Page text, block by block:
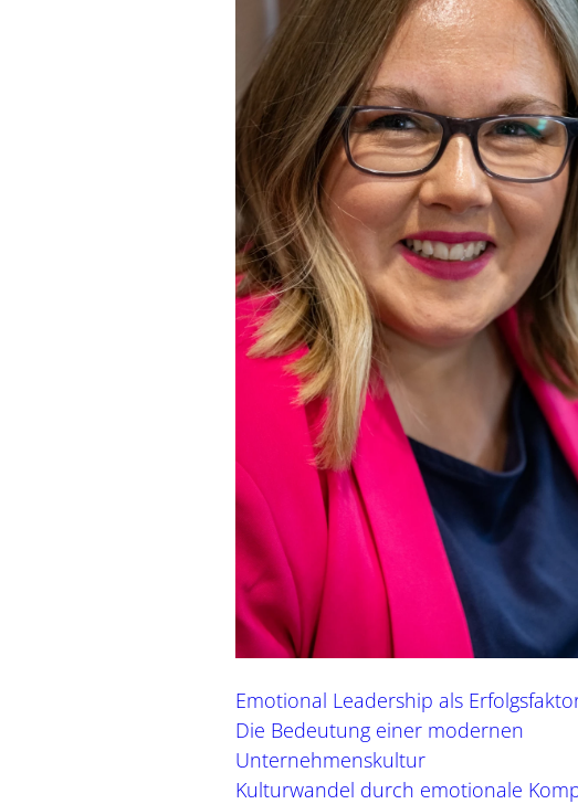
Emotional Leadership als
Die Bedeutung einer modernen
Unternehmenskultur
Kulturwandel durch emotionale